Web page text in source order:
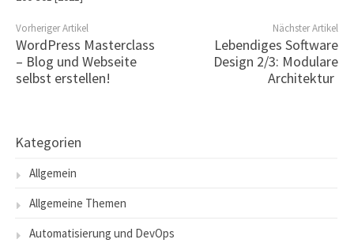
Vorheriger Artikel
WordPress Masterclass
– Blog und Webseite
selbst erstellen!
Nächster Artikel
Lebendiges Software
Design 2/3: Modulare
Architektur
Kategorien
Allgemein
Allgemeine Themen
Automatisierung und DevOps